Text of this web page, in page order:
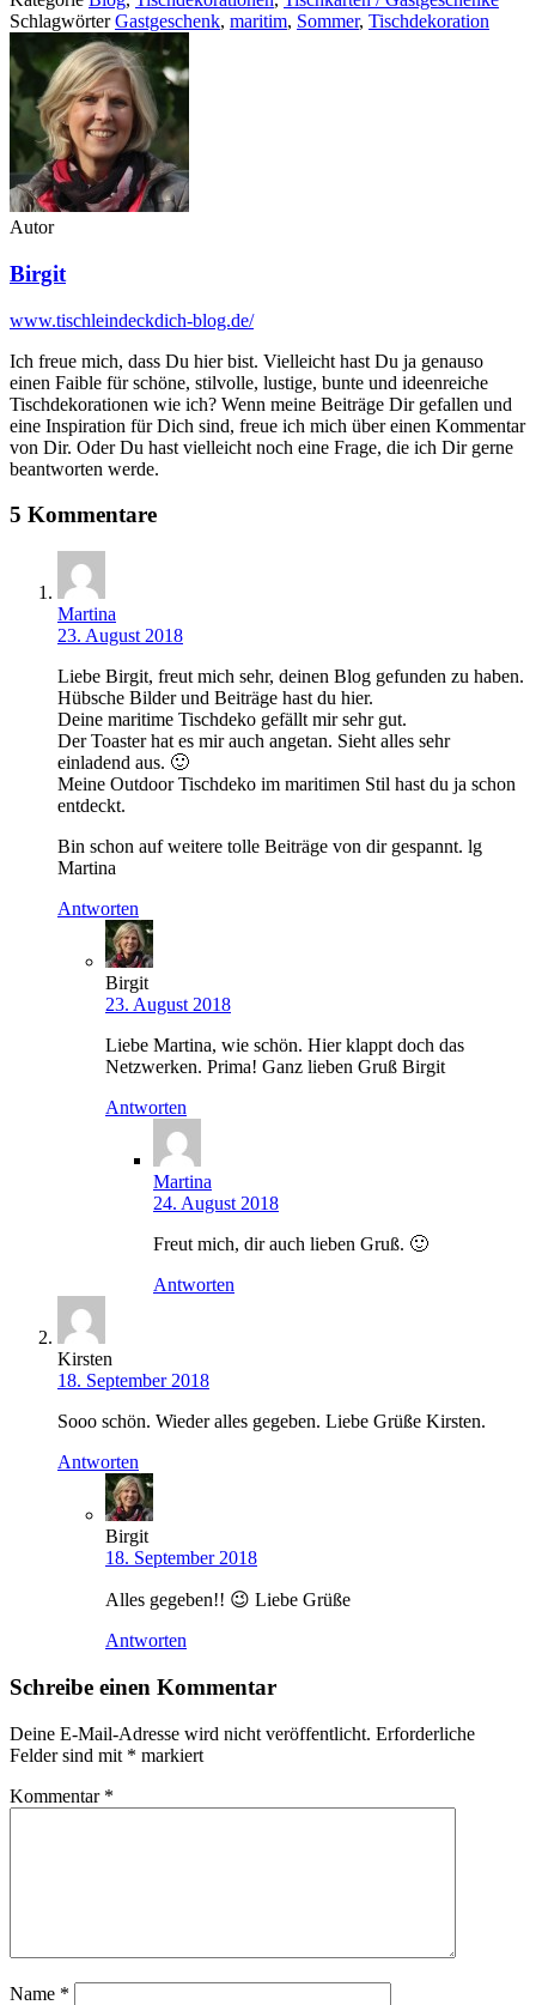
SchlagwörterGastgeschenk, maritim, Sommer, Tischdekoration
Autor
Birgit
www.tischleindeckdich-blog.de/
Ich freue mich, dass Du hier bist. Vielleicht hast Du ja genauso
einen Faible für schöne, stilvolle, lustige, bunte und ideenreiche
Tischdekorationen wie ich? Wenn meine Beiträge Dir gefallen und
eine Inspiration für Dich sind, freue ich mich über einen Kommentar
von Dir. Oder Du hast vielleicht noch eine Frage, die ich Dir gerne
beantworten werde.
5 Kommentare
Martina
23. August 2018
Liebe Birgit, freut mich sehr, deinen Blog gefunden zu haben.
Hübsche Bilder und Beiträge hast du hier.
Deine maritime Tischdeko gefällt mir sehr gut.
Der Toaster hat es mir auch angetan. Sieht alles sehr
einladend aus. 🙂
Meine Outdoor Tischdeko im maritimen Stil hast du ja schon
entdeckt.
Bin schon auf weitere tolle Beiträge von dir gespannt. lg
Martina
Antworten
Birgit
23. August 2018
Liebe Martina, wie schön. Hier klappt doch das
Netzwerken. Prima! Ganz lieben Gruß Birgit
Antworten
Martina
24. August 2018
Freut mich, dir auch lieben Gruß. 🙂
Antworten
Kirsten
18. September 2018
Sooo schön. Wieder alles gegeben. Liebe Grüße Kirsten.
Antworten
Birgit
18. September 2018
Alles gegeben!! 😉 Liebe Grüße
Antworten
Schreibe einen Kommentar
Deine E-Mail-Adresse wird nicht veröffentlicht. Erforderliche
Felder sind mit * markiert
Kommentar *
Name *